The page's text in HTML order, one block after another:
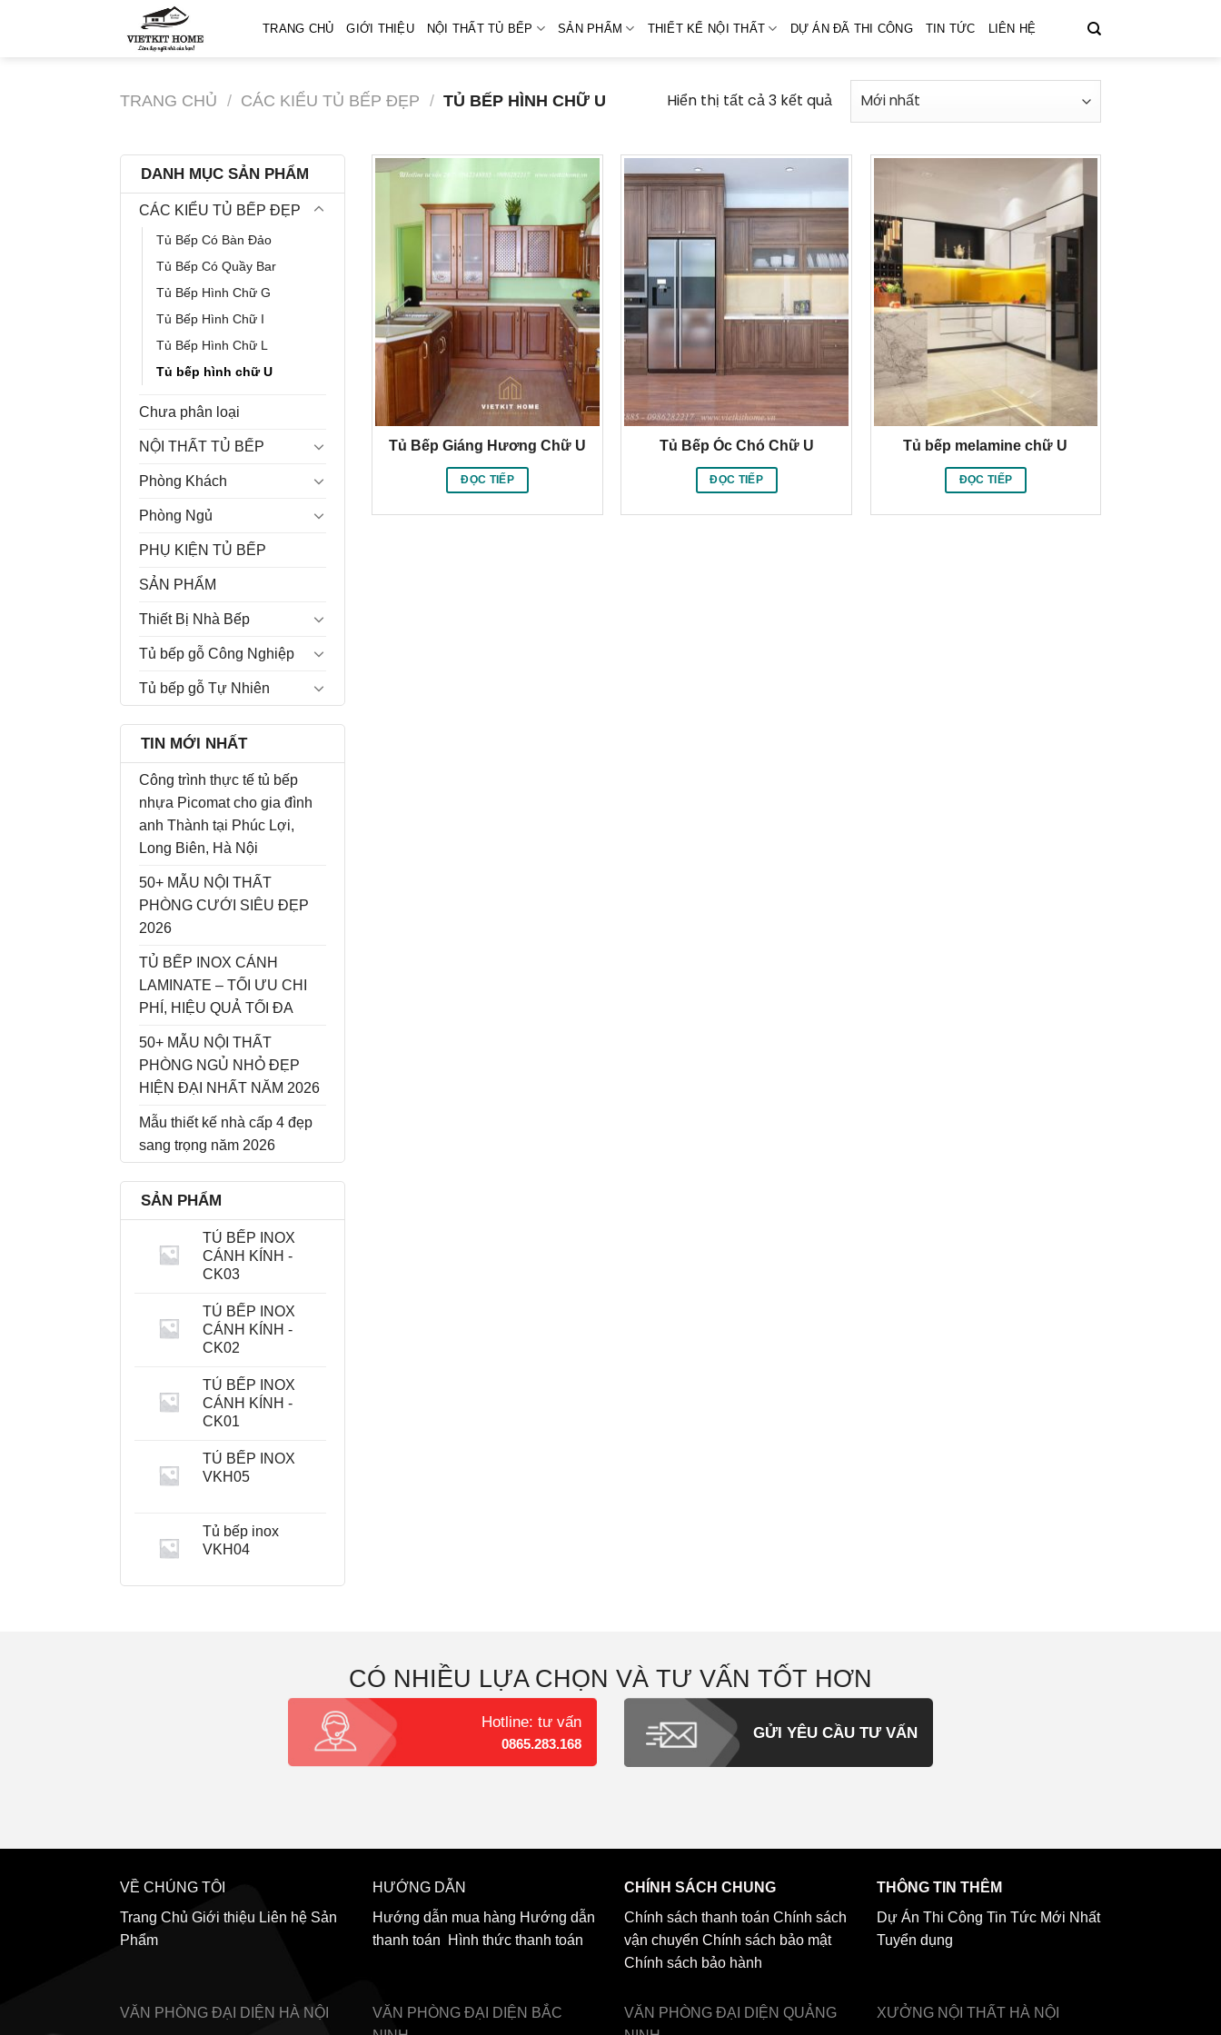
TRANG CHỦ GIỚI THIỆU NỘI THẤT TỦ BẾP SẢN PHẨM THIẾT KẾ NỘI THẤT DỰ ÁN ĐÃ THI CÔNG TIN TỨC LIÊN HỆ
TRANG CHỦ / CÁC KIỂU TỦ BẾP ĐẸP / TỦ BẾP HÌNH CHỮ U Hiển thị tất cả 3 kết quả
DANH MỤC SẢN PHẨM
CÁC KIỂU TỦ BẾP ĐẸP
Tủ Bếp Có Bàn Đảo
Tủ Bếp Có Quầy Bar
Tủ Bếp Hình Chữ G
Tủ Bếp Hình Chữ I
Tủ Bếp Hình Chữ L
Tủ bếp hình chữ U
Chưa phân loại
NỘI THẤT TỦ BẾP
Phòng Khách
Phòng Ngủ
PHỤ KIỆN TỦ BẾP
SẢN PHẨM
Thiết Bị Nhà Bếp
Tủ bếp gỗ Công Nghiệp
Tủ bếp gỗ Tự Nhiên
TIN MỚI NHẤT
Công trình thực tế tủ bếp
nhựa Picomat cho gia đình
anh Thành tại Phúc Lợi,
Long Biên, Hà Nội
50+ MẪU NỘI THẤT
PHÒNG CƯỚI SIÊU ĐẸP
2026
TỦ BẾP INOX CÁNH
LAMINATE – TỐI ƯU CHI
PHÍ, HIỆU QUẢ TỐI ĐA
50+ MẪU NỘI THẤT
PHÒNG NGỦ NHỎ ĐẸP
HIỆN ĐẠI NHẤT NĂM 2026
Mẫu thiết kế nhà cấp 4 đẹp
sang trọng năm 2026
SẢN PHẨM
TỦ BẾP INOX
CÁNH KÍNH -
CK03
TỦ BẾP INOX
CÁNH KÍNH -
CK02
TỦ BẾP INOX
CÁNH KÍNH -
CK01
TỦ BẾP INOX
VKH05
Tủ bếp inox
VKH04
Tủ Bếp Giáng Hương Chữ U
ĐỌC TIẾP
Tủ Bếp Óc Chó Chữ U
ĐỌC TIẾP
Tủ bếp melamine chữ U
ĐỌC TIẾP
CÓ NHIỀU LỰA CHỌN VÀ TƯ VẤN TỐT HƠN
Hotline: tư vấn
0865.283.168
GỬI YÊU CẦU TƯ VẤN
VỀ CHÚNG TÔI
Trang Chủ Giới thiệu Liên hệ Sản
Phẩm
HƯỚNG DẪN
Hướng dẫn mua hàng Hướng dẫn
thanh toán
Hình thức thanh toán
CHÍNH SÁCH CHUNG
Chính sách thanh toán Chính sách
vận chuyển Chính sách bảo mật
Chính sách bảo hành
THÔNG TIN THÊM
Dự Án Thi Công Tin Tức Mới Nhất
Tuyển dụng
VĂN PHÒNG ĐẠI DIỆN HÀ NỘI VĂN PHÒNG ĐẠI DIỆN BẮC
VĂN PHÒNG ĐẠI DIỆN QUẢNG
XƯỞNG NỘI THẤT HÀ NỘI